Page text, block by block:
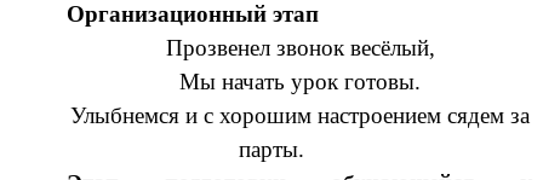
Организационный этап
Прозвенел звонок весёлый,
Мы начать урок готовы.
Улыбнемся и с хорошим настроением сядем за
парты.